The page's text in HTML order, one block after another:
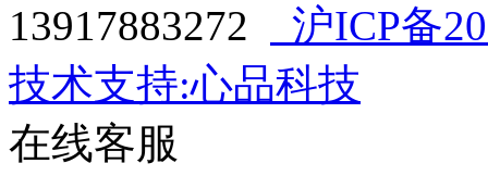
13917883272
沪ICP备
技术支持:心品科技
在线客服